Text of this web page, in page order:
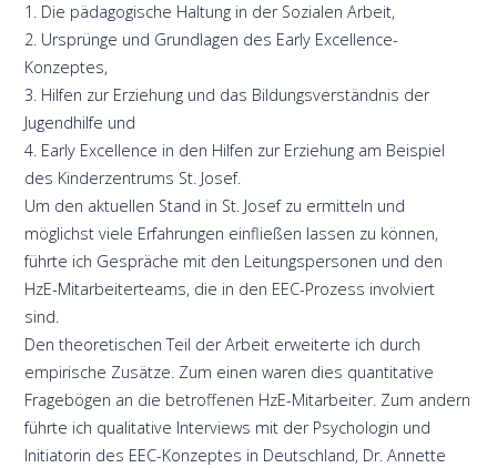
1. Die pädagogische Haltung in der Sozialen Arbeit,
2. Ursprünge und Grundlagen des Early Excellence-
Konzeptes,
3. Hilfen zur Erziehung und das Bildungsverständnis der
Jugendhilfe und
4. Early Excellence in den Hilfen zur Erziehung am Beispiel
des Kinderzentrums St. Josef.
Um den aktuellen Stand in St. Josef zu ermitteln und
möglichst viele Erfahrungen einfließen lassen zu können,
führte ich Gespräche mit den Leitungspersonen und den
HzE-Mitarbeiterteams, die in den EEC-Prozess involviert
sind.
Den theoretischen Teil der Arbeit erweiterte ich durch
empirische Zusätze. Zum einen waren dies quantitative
Fragebögen an die betroffenen HzE-Mitarbeiter. Zum andern
führte ich qualitative Interviews mit der Psychologin und
Initiatorin des EEC-Konzeptes in Deutschland, Dr. Annette